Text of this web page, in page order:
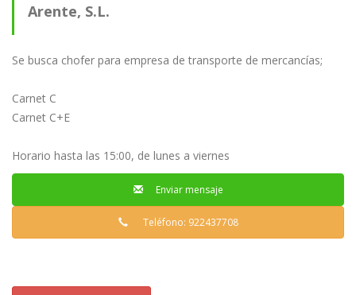
Arente, S.L.
Se busca chofer para empresa de transporte de mercancías;
Carnet C
Carnet C+E
Horario hasta las 15:00, de lunes a viernes
Enviar mensaje
Teléfono: 922437708